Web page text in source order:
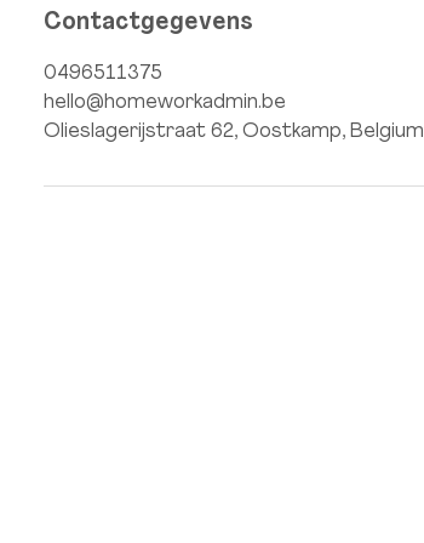
Contactgegevens
0496511375
hello@homeworkadmin.be
Olieslagerijstraat 62, Oostkamp, Belgium